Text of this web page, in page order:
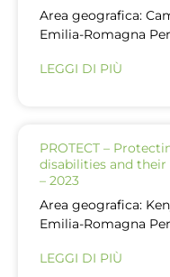
Area geografica:
Emilia-Romagna
LEGGI DI PIÙ
PROTECT –
disabilities and
– 2023
Area geografica:
Emilia-Romagna
LEGGI DI PIÙ